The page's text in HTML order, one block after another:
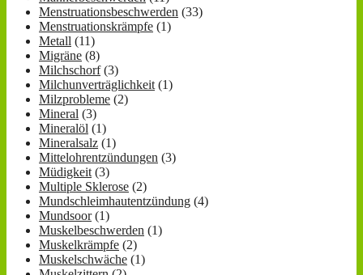
Menstruationsbeschwerden (33)
Menstruationskrämpfe (1)
Metall (11)
Migräne (8)
Milchschorf(3)
Milchunverträglichkeit(1)
Milzprobleme (2)
Mineral (3)
Mineralöl (1)
Mineralsalz (1)
Mittelohrentzündungen (3)
Müdigkeit(3)
Multiple Sklerose (2)
Mundschleimhautentzündung (4)
Mundsoor(1)
Muskelbeschwerden (1)
Muskelkrämpfe (2)
Muskelschwäche (1)